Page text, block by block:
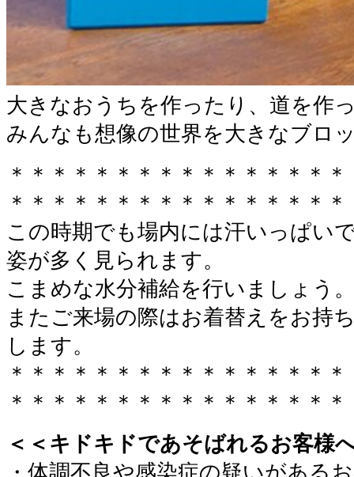
大きなおうちを作ったり、道を作
みんなも想像の世界を大きなブロ
＊＊＊＊＊＊＊＊＊＊＊＊＊＊＊
＊＊＊＊＊＊＊＊＊＊＊＊＊＊＊＊
この時期でも場内には汗いっぱい
姿が多く見られます。
こまめな水分補給を行いましょう
またご来場の際はお着替えをお持
します。
＊＊＊＊＊＊＊＊＊＊＊＊＊＊＊
＊＊＊＊＊＊＊＊＊＊＊＊＊＊＊＊
＜＜キドキドであそばれるお客様
・体調不良や感染症の疑いがある